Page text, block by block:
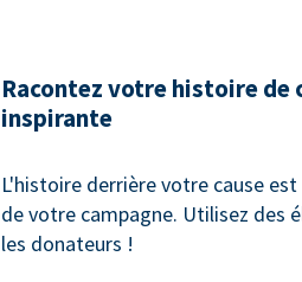
Racontez votre histoire
inspirante
L'histoire derrière votre cause
de votre campagne. Utilisez des
les donateurs !